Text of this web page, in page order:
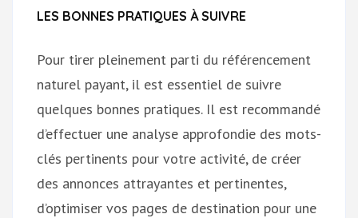
LES BONNES PRATIQUES À SUIVRE
Pour tirer pleinement parti du référencement
naturel payant, il est essentiel de suivre
quelques bonnes pratiques. Il est recommandé
d’effectuer une analyse approfondie des mots-
clés pertinents pour votre activité, de créer
des annonces attrayantes et pertinentes,
d’optimiser vos pages de destination pour une